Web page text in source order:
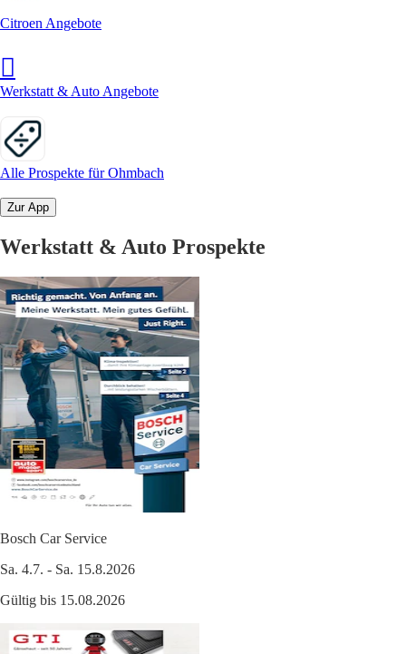
Citroen Angebote
Werkstatt & Auto Angebote
Alle Prospekte für Ohmbach
Zur App
Werkstatt & Auto Prospekte
Bosch Car Service
Sa. 4.7. - Sa. 15.8.2026
Gültig bis 15.08.2026